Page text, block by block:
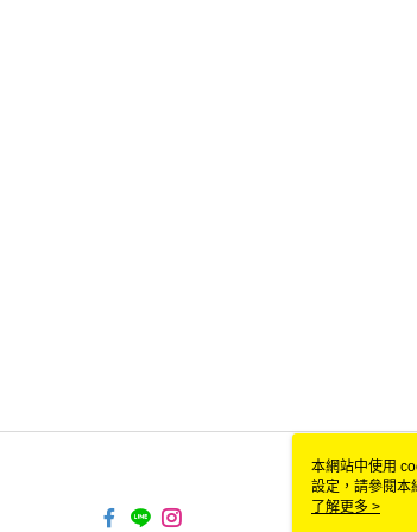
本網站中使用
設定，請參閱本
使用 cookie。
了解更多 >